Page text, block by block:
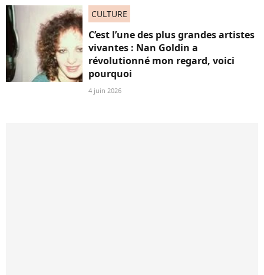
CULTURE
C’est l’une des plus grandes artistes
vivantes : Nan Goldin a
révolutionné mon regard, voici
pourquoi
4 juin 2026